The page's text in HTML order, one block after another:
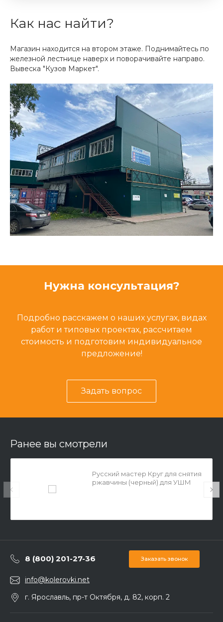
Как нас найти?
Магазин находится на втором этаже. Поднимайтесь по
железной лестнице наверх и поворачивайте направо.
Вывеска "Кузов Маркет".
Нужна консультация?
Подробно расскажем о наших услугах, видах
работ и типовых проектах, рассчитаем
стоимость и подготовим индивидуальное
предложение!
Задать вопрос
Ранее вы смотрели
Русский мастер Круг для снятия
ржавчины (черный) для УШМ
8 (800) 201-27-36 Заказать звонок
info@kolerovki.net
г. Ярославль, пр-т Октября, д. 82, корп. 2